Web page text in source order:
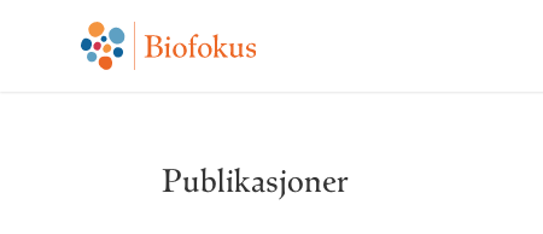
Publikasjoner